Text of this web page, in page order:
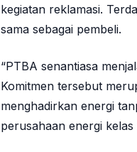
kegiatan reklamasi.
sama sebagai pembeli.
“PTBA senantiasa
Komitmen tersebut
menghadirkan energi
perusahaan energi